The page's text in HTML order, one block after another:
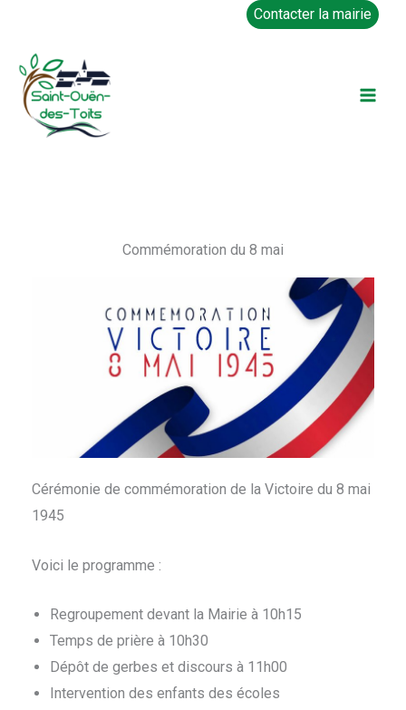
contenu
Contacter la mairie
Commémoration du 8 mai
Cérémonie de commémoration de la Victoire du 8 mai
1945
Voici le programme :
Regroupement devant la Mairie à 10h15
Temps de prière à 10h30
Dépôt de gerbes et discours à 11h00
Intervention des enfants des écoles